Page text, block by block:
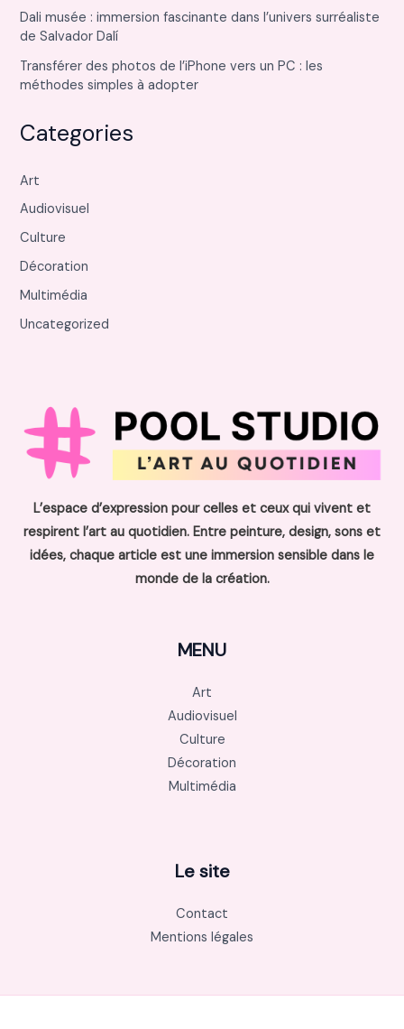
Dali musée : immersion fascinante dans l’univers surréaliste
de Salvador Dalí
Transférer des photos de l’iPhone vers un PC : les
méthodes simples à adopter
Categories
Art
Audiovisuel
Culture
Décoration
Multimédia
Uncategorized
L’espace d’expression pour celles et ceux qui vivent et
respirent l’art au quotidien. Entre peinture, design, sons et
idées, chaque article est une immersion sensible dans le
monde de la création.
MENU
Art
Audiovisuel
Culture
Décoration
Multimédia
Le site
Contact
Mentions légales